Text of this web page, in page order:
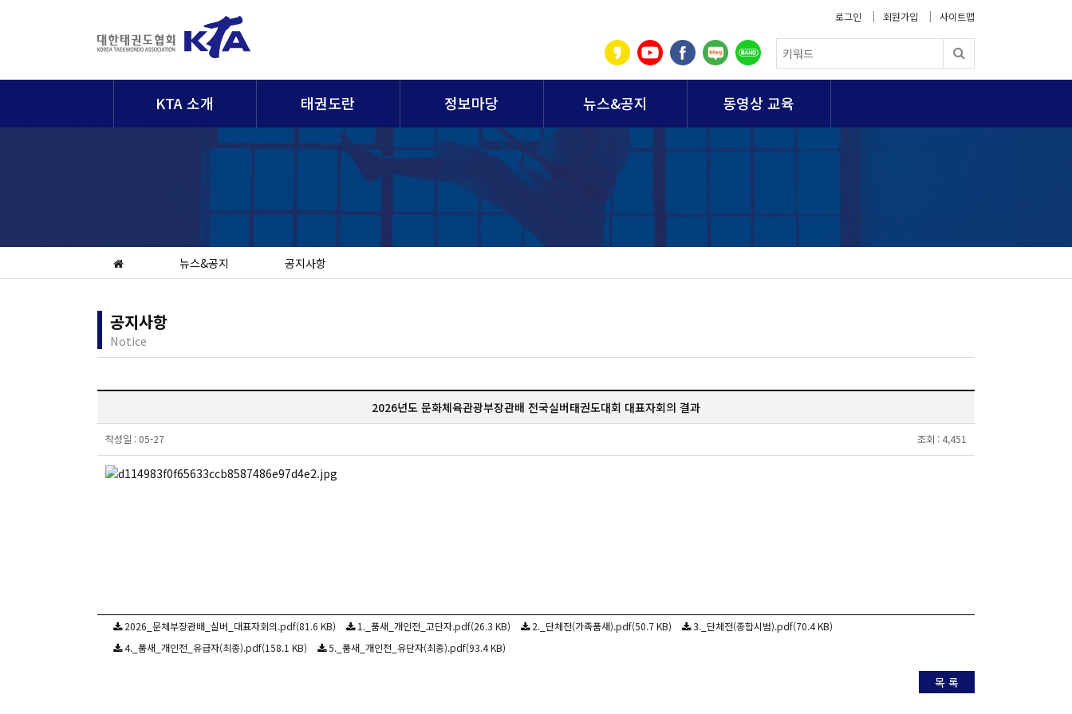
로그인 회원가입 사이트맵
KTA 소개 태권도란 정보마당 뉴스&공지 동영상 교육
뉴스&공지 공지사항
공지사항
Notice
2026년도 문화체육관광부장관배 전국실버태권도대회 대표자회의 결과
작성일 : 05-27 조회 : 4,451
2026_문체부장관배_실버_대표자회의.pdf(81.6 KB) 1._품새_개인전_고단자.pdf(26.3 KB) 2._단체전(가족품새).pdf(50.7 KB)
3._단체전(종합시범).pdf(70.4 KB)
4._품새_개인전_유급자(최종).pdf(158.1 KB)
5._품새_개인전_유단자(최종).pdf(93.4 KB)
목 록